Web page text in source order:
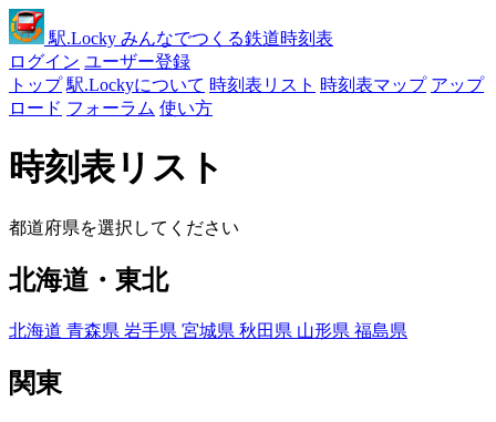
駅.Locky みんなでつくる鉄道時刻表
ログイン ユーザー登録
トップ 駅.Lockyについて 時刻表リスト 時刻表マップ アップ
ロード フォーラム 使い方
時刻表リスト
都道府県を選択してください
北海道・東北
北海道 青森県 岩手県 宮城県 秋田県 山形県 福島県
関東